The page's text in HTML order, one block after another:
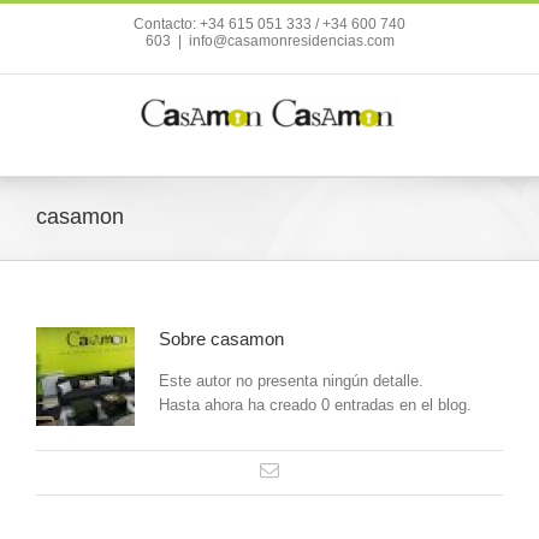
Contacto: +34 615 051 333 / +34 600 740
603
info@casamonresidencias.com
casamon
Sobre casamon
Este autor no presenta ningún detalle.
Hasta ahora ha creado 0 entradas en el blog.